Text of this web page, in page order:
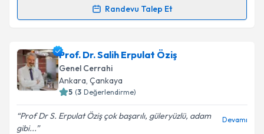
Randevu Talep Et
takvim hazırlandığında e-posta ile bilgilendireceğiz.
E-posta Adresiniz
Prof. Dr. Salih Erpulat Öziş
Genel Cerrahi
Ankara, Çankaya
5 (3 Değerlendirme)
Prof Dr S. Erpulat Öziş çok başarılı, güleryüzlü, adam
gibi...
Devamı